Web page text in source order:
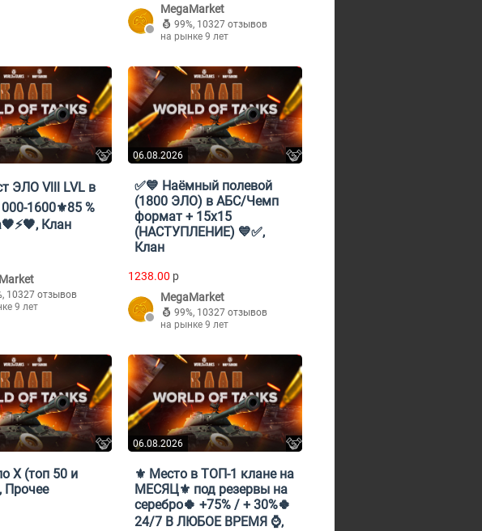
MegaMarket
99%, 10327 отзывов
на рынке 9 лет
ЭЛО Vlll LVL в
1600⚜️85 %
Клан
, 10327 отзывов
9 лет
06.08.2026
✅💙 Наёмный полевой
(1800 ЭЛО) в АБС/Чемп
формат + 15х15
(НАСТУПЛЕНИЕ) 💙✅,
Клан
1238.00 p
MegaMarket
99%, 10327 отзывов
на рынке 9 лет
X (топ 50 и
Прочее
06.08.2026
⚜️ Место в ТОП-1 клане на
МЕСЯЦ⚜️ под резервы на
серебро🍀 +75% / + 30%🍀
24/7 В ЛЮБОЕ ВРЕМЯ ⌚️,